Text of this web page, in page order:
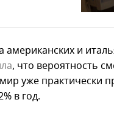
американских и
, что вероятность
уже практически
в год.